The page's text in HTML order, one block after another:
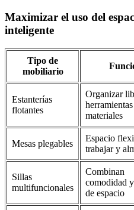
Maximizar el uso del
inteligente
Tipo de
mobiliario
Estanterías
flotantes
Organizar
materiales
Mesas plegables
Espacio
trabajar y
Sillas
multifuncionales
Combinan
comodidad
de espacio